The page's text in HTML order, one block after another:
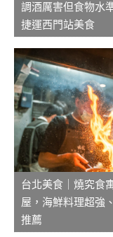
調酒厲害但食物水
捷運西門站美食
台北美食｜燒究食
屋，海鮮料理超強
推薦